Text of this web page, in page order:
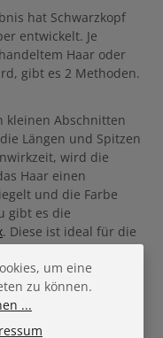
hat Schwarzkopf
entwickelt. Je
Haar oder
gibt es 2 Methoden.
kleinen Abschnitten
Längen und Spitzen
wird die
Haar einen
und die Farbe
gibt es die
. Diese ist ideal für die
abgestimmt.
zu Färben? Dafür
Bonding Maske. Sie
pflegende
um eine
zu können.
...